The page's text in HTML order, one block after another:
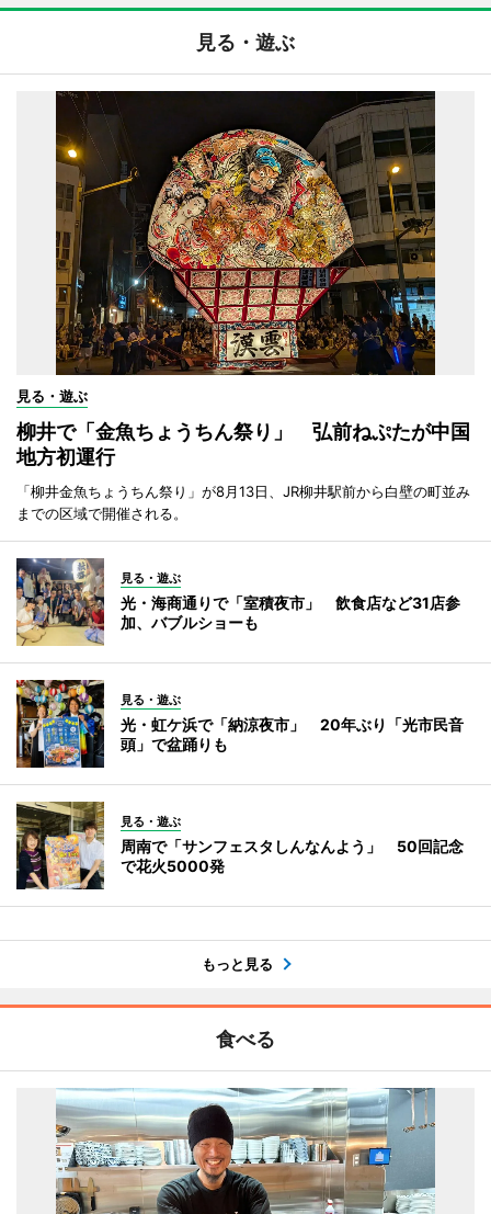
見る・遊ぶ
見る・遊ぶ
柳井で「金魚ちょうちん祭り」 弘前ねぷたが中国
地方初運行
「柳井金魚ちょうちん祭り」が8月13日、JR柳井駅前から白壁の町並み
までの区域で開催される。
見る・遊ぶ
光・海商通りで「室積夜市」 飲食店など31店参
加、バブルショーも
見る・遊ぶ
光・虹ケ浜で「納涼夜市」 20年ぶり「光市民音
頭」で盆踊りも
見る・遊ぶ
周南で「サンフェスタしんなんよう」 50回記念
で花火5000発
もっと見る
食べる